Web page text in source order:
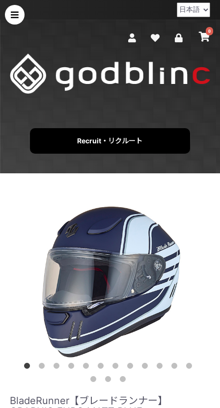
0
Recruit・リクルート
BladeRunner【ブレードランナー】